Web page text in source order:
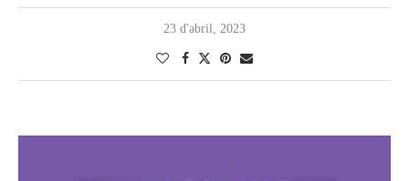
23 d'abril, 2023